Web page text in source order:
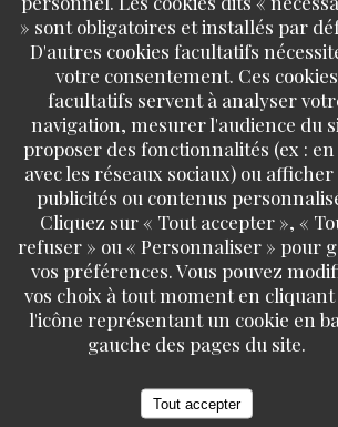
» sont obligatoires et installés par
D'autres cookies facultatifs
votre consentement. Ces cookies
facultatifs servent à analyser
navigation, mesurer l'audience du
proposer des fonctionnalités (ex :
avec les réseaux sociaux) ou afficher
publicités ou contenus
Cliquez sur « Tout accepter », «
refuser » ou « Personnaliser » pour
vos préférences. Vous pouvez
vos choix à tout moment en
l'icône représentant un cookie en
gauche des pages du site.
Tout accepter
The duck and chicken were very
enjoyed the floating island for
disappointment was the beef,
flavor but was a bit tough. Overall, it
experience, although we felt the food
match the price we paid. The
were the highlights of the
you to the entire team. We would
the atmosphere and hospitality.
a répondu à cet avis
you so much for this wonderful
you enjoyed the atmosphere
Your note about the beef is truly
will make sure to pass it along to our
hope to welcome you back soon! The